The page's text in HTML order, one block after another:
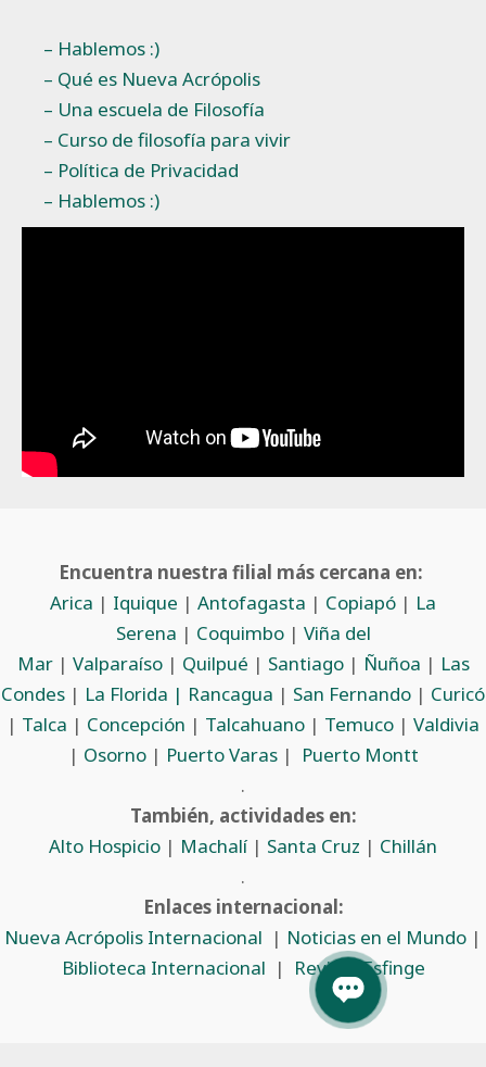
– Hablemos :)
– Qué es Nueva Acrópolis
– Una escuela de Filosofía
– Curso de filosofía para vivir
– Política de Privacidad
– Hablemos :)
Encuentra nuestra filial más cercana en:
Arica | Iquique | Antofagasta | Copiapó | La
Serena | Coquimbo| Viña del
Mar| Valparaíso| Quilpué | Santiago| Ñuñoa | Las
Condes | La Florida | Rancagua | San Fernando | Curicó
| Talca | Concepción | Talcahuano | Temuco | Valdivia
| Osorno| Puerto Varas|
Puerto Montt
.
También, actividades en:
Alto Hospicio | Machalí | Santa Cruz | Chillán
.
Enlaces internacional:
Nueva Acrópolis Internacional | Noticias en el Mundo |
Biblioteca Internacional | Revista Esfinge